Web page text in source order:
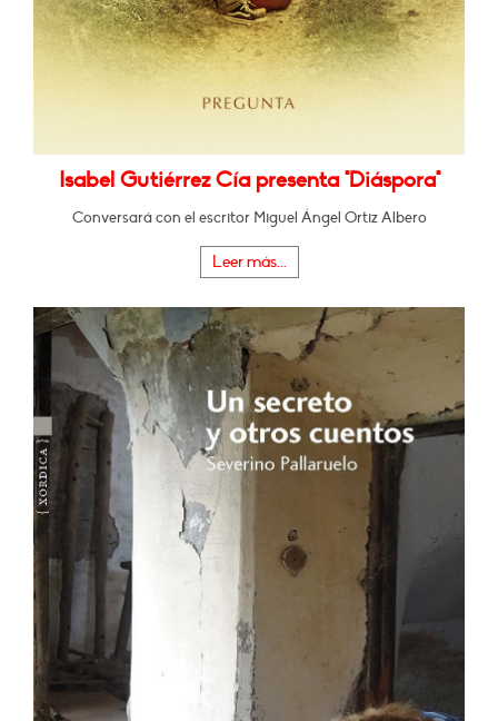
Isabel Gutiérrez Cía presenta "Diáspora"
Conversará con el escritor Miguel Ángel Ortiz Albero
Leer más...